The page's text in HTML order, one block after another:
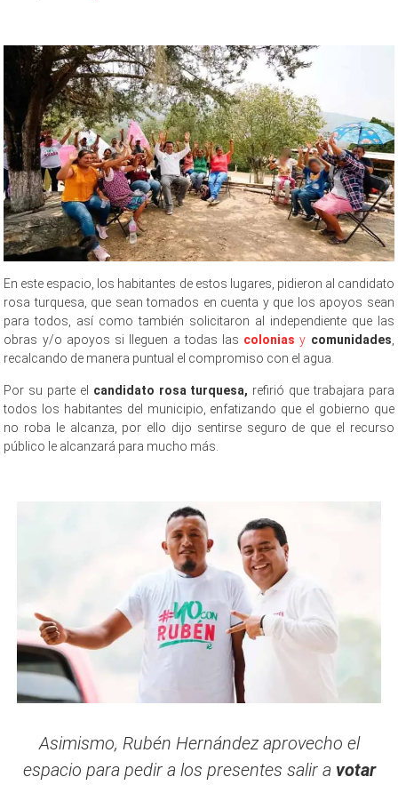
En este espacio, los habitantes de estos lugares, pidieron al candidato
rosa turquesa, que sean tomados en cuenta y que los apoyos sean
para todos, así como también solicitaron al independiente que las
obras y/o apoyos si lleguen a todas las colonias y comunidades
recalcando de manera puntual el compromiso con el agua.
Por su parte el candidato rosa turquesa, refirió que trabajara para
todos los habitantes del municipio, enfatizando que el gobierno que
no roba le alcanza, por ello dijo sentirse seguro de que el recurso
público le alcanzará para mucho más.
Asimismo, Rubén Hernández aprovecho el
espacio para pedir a los presentes salir a votar